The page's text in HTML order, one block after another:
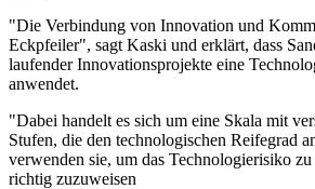
"Die Verbindung von Innovation und
Eckpfeiler", sagt Kaski und erklärt, dass
laufender Innovationsprojekte eine
anwendet.
"Dabei handelt es sich um eine Skala mit
Stufen, die den technologischen Reifegrad
verwenden sie, um das Technologierisiko
richtig zuzuweisen